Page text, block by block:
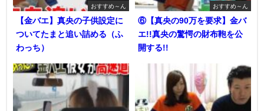
おすすめ～ん
【金バエ】真央の子供設定に
ついてたまと追い詰める（ふ
わっち）
おすすめ～ん
⑥【真央の90万を要求】金バ
エ!!真央の驚愕の財布鞄を公
開する!!